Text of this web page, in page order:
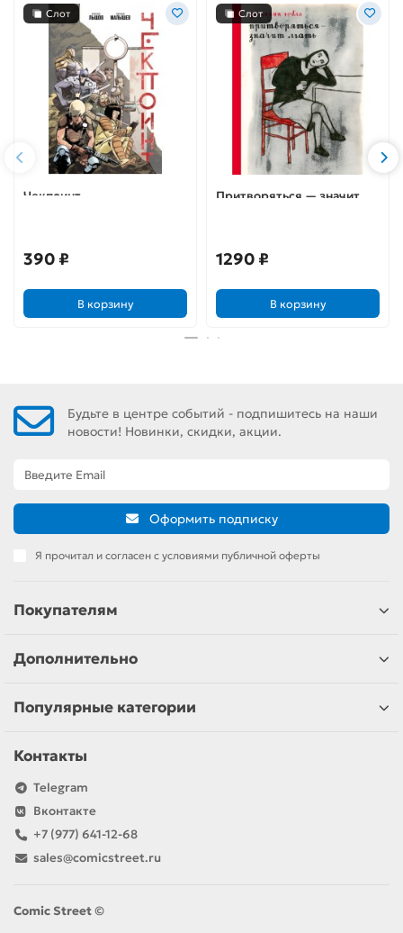
Слот
Чекпоинт
390 ₽
В корзину
Слот
Притворяться — значит
1290 ₽
В корзину
Будьте в центре событий - подпишитесь на наши
новости! Новинки, скидки, акции.
Оформить подписку
Я прочитал и согласен с условиями публичной оферты
Покупателям
Дополнительно
Популярные категории
Контакты
Telegram
Вконтакте
+7 (977) 641-12-68
sales@comicstreet.ru
Comic Street ©